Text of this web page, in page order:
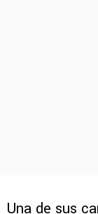
Una de sus